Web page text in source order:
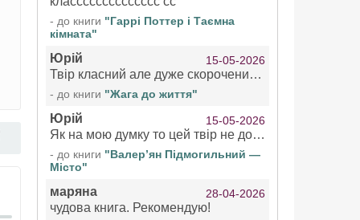
- до книги "Гаррі Поттер і Таємна
кімната"
Юрій 15-05-2026
Твір класний але дуже скорочений якщо вже озвучуєте то бажано цілі твори
- до книги "Жага до життя"
Юрій 15-05-2026
Як на мою думку то цей твір не дотягує бути у топ 100 аудіокниг
- до книги "Валер’ян Підмогильний —
Місто"
маряна 28-04-2026
чудова книга. Рекомендую!